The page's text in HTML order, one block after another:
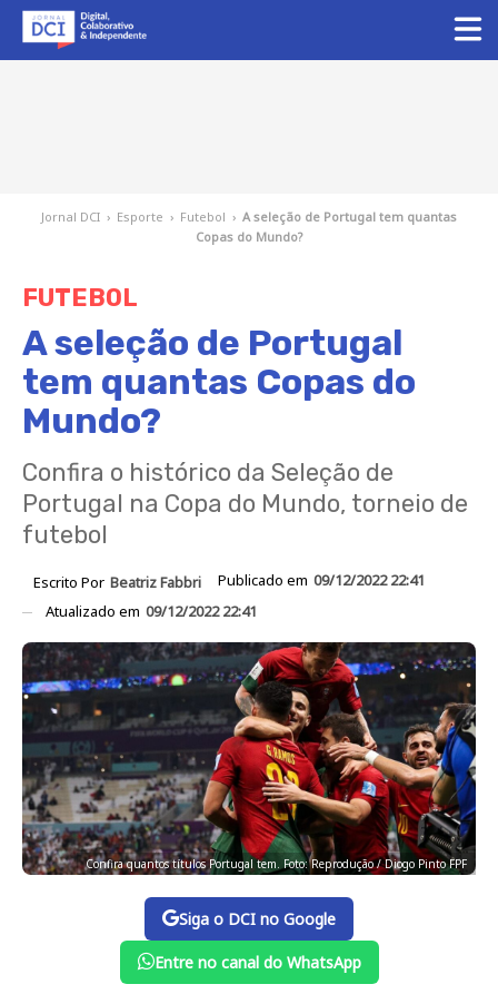
Jornal DCI › Esporte › Futebol › A seleção de Portugal tem quantas
Copas do Mundo?
FUTEBOL
A seleção de Portugal
tem quantas Copas do
Mundo?
Confira o histórico da Seleção de
Portugal na Copa do Mundo, torneio de
futebol
Escrito Por Beatriz Fabbri Publicado em 09/12/2022 22:41
Atualizado em 09/12/2022 22:41
Confira quantos títulos Portugal tem. Foto: Reprodução / Diogo Pinto FPF
Siga o DCI no Google
Entre no canal do WhatsApp